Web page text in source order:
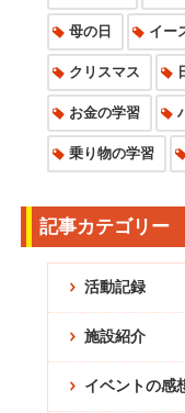
母の日 イー
クリスマス
お金の学習
乗り物の学習
記事カテゴリー
活動記録
施設紹介
イベントの感